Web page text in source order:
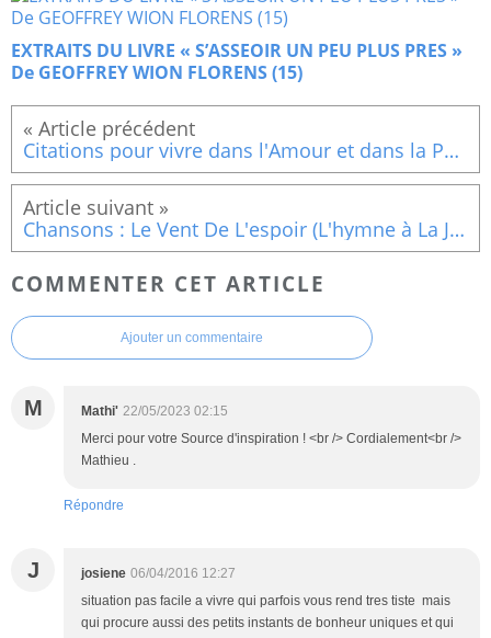
EXTRAITS DU LIVRE « S’ASSEOIR UN PEU PLUS PRES »
De GEOFFREY WION FLORENS (15)
Citations pour vivre dans l'Amour et dans la Paix : L?amour mystique
Chansons : Le Vent De L'espoir (L'hymne à La Joie)
COMMENTER CET ARTICLE
Ajouter un commentaire
M Mathi' 22/05/2023 02:15
Merci pour votre Source d'inspiration ! <br /> Cordialement<br />
Mathieu .
Répondre
J josiene 06/04/2016 12:27
situation pas facile a vivre qui parfois vous rend tres tiste mais
qui procure aussi des petits instants de bonheur uniques et qui